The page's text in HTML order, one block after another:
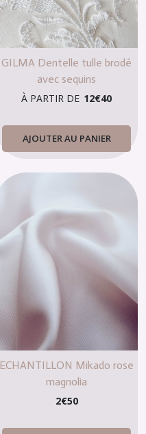
GILMA Dentelle tulle brodé
avec sequins
À PARTIR DE 12€40
AJOUTER AU PANIER
ECHANTILLON Mikado rose
magnolia
2€50